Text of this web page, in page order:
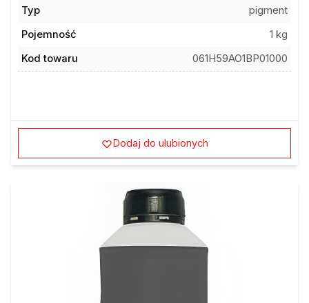
Typ
pigment
Pojemność
1 kg
Kod towaru
061H59AO1BP01000
Dodaj do ulubionych